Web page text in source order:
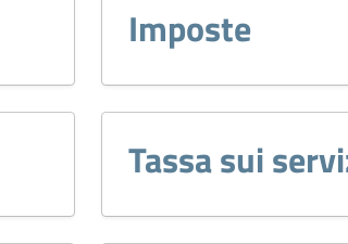
Imposte
Tassa sui